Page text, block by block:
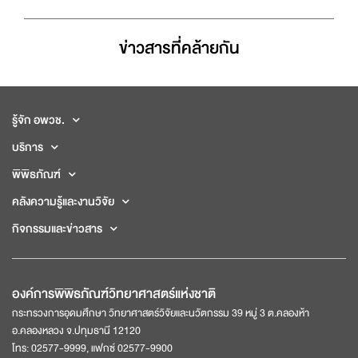
ข่าวสารที่่คล้ายกัน
รู้จัก อพวช.
บริการ
พิพิธภัณฑ์
คลังความรู้และงานวิจัย
กิจกรรมและข่าวสาร
องค์การพิพิธภัณฑ์วิทยาศาสตร์แห่งชาติ
กระทรวงการอุดมศึกษา วิทยาศาสตร์วิจัยและนวัตกรรม 39 หมู่ 3 ต.คลองห้า
อ.คลองหลวง จ.ปทุมธานี 12120
โทร: 02577-9999, แฟกซ์ 02577-9900